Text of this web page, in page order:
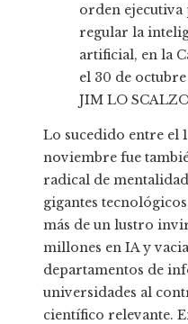
orden ejecutiva
regular la
artificial, en la
el 30 de
JIM LO
Lo sucedido entre el
noviembre fue
radical de
gigantes
más de un lustro
millones en IA y
departamentos de
universidades al
científico relevante.